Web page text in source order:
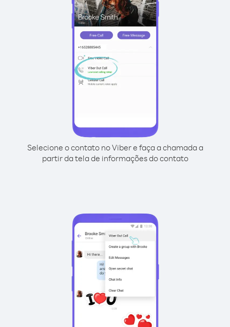
Selecione o contato no Viber e faça a chamada a
partir da tela de informações do contato